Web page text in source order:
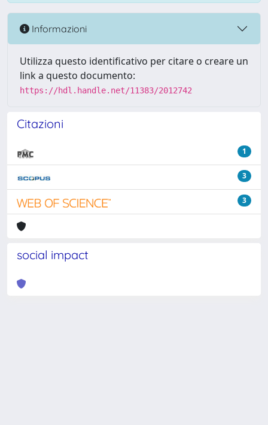
Informazioni
Utilizza questo identificativo per citare o creare un
link a questo documento:
https://hdl.handle.net/11383/2012742
Citazioni
1
3
3
social impact